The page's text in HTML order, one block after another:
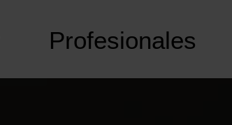
Profesionales